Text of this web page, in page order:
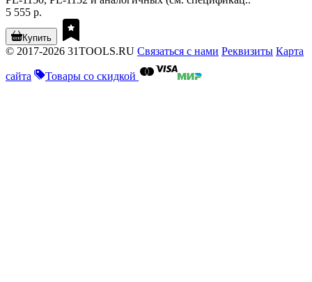
5 555 р.
Купить
© 2017-2026 31TOOLS.RU Связаться с нами Реквизиты Карта
сайта Товары со скидкой